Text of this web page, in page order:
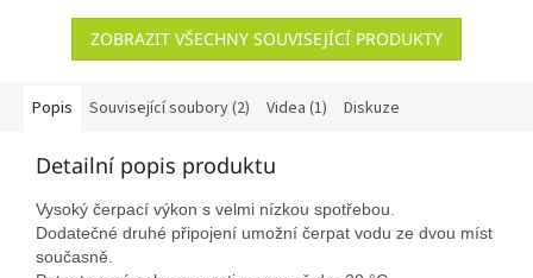
ZOBRAZIT VŠECHNY SOUVISEJÍCÍ PRODUKTY
Popis Související soubory (2) Videa (1) Diskuze
Detailní popis produktu
Vysoký čerpací výkon s velmi nízkou spotřebou.
Dodatečné druhé připojení umožní čerpat vodu ze dvou míst
současně.